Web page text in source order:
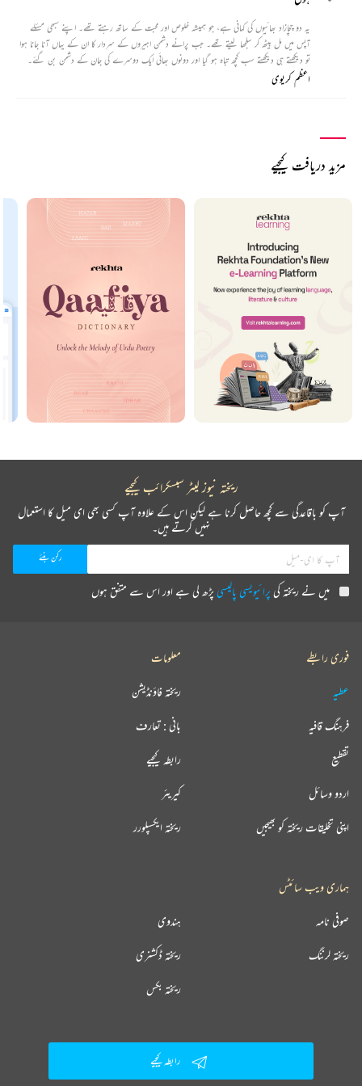
یہ دو چچازاد بھائیوں کی کہانی ہے، جو ہمیشہ خلوص اور محبت کے ساتھ رہتے تھے۔ اپنے سبھی مسئلے
آپس میں مل بیٹھ کر سلجھا لیتے تھے۔ جب پرانے دشمن اہیروں کے سردار کا ان کے یہاں آنا جانا ہوا
تو دیکھتے ہی دیکھتے سب کچھ تباہ ہو گیا اور دونوں بھائی ایک دوسرے کی جان کے دشمن بن گئے۔
اعظم کریوی
مزید دریافت کیجیے
ریختہ نیوز لیٹر سبسکرائب کیجیے
آپ کو باقاعدگی سے کچھ حاصل کرنا ہے لیکن اس کے علاوہ آپ کسی بھی ای میل کا استعمال
نہیں کرتے ہیں۔
میں نے ریختہ کیپرائیویسی پالیسیپڑھ لی ہے اور اس سے متفق ہوں
فوری رابطے
عطیہ
فرہنگ قافیہ
تقطیع
اردو وسائل
اپنی تخلیقات ریختہ کو بھیجیں
معلومات
ریختہ فاؤنڈیشن
بانی : تعارف
رابطہ کیجیے
کیریئر
ریختہ ایکسپلورر
ہماری ویب سائٹس
ہندوی صوفی نامہ
ریختہ ڈکشنری ریختہ لرننگ
ریختہ بکس
رابطہ کیجیے